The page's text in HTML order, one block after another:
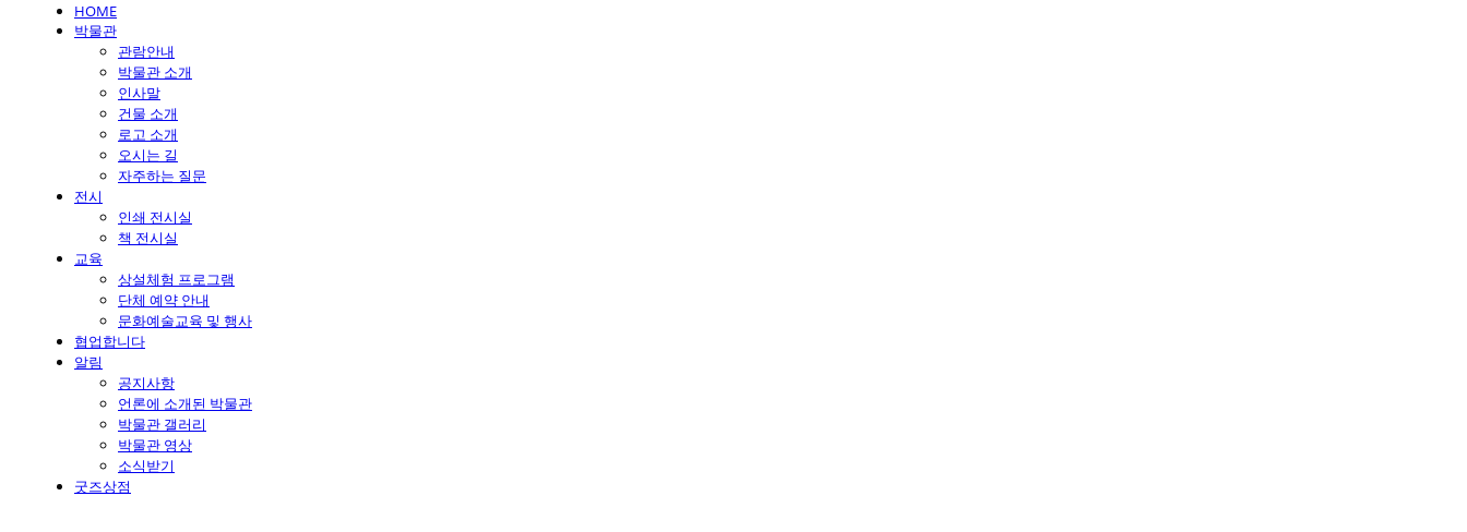
HOME
박물관
관람안내
박물관 소개
인사말
건물 소개
로고 소개
오시는 길
자주하는 질문
전시
인쇄 전시실
책 전시실
교육
상설체험 프로그램
단체 예약 안내
문화예술교육 및 행사
협업합니다
알림
공지사항
언론에 소개된 박물관
박물관 갤러리
박물관 영상
소식받기
굿즈상점